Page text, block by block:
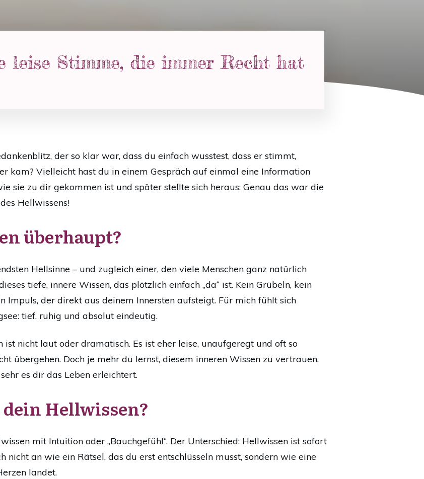
leise Stimme, die immer Recht hat
der so klar war, dass du einfach wusstest, dass er stimmt,
kam? Vielleicht hast du in einem Gespräch auf einmal eine Information
sie zu dir gekommen ist und später stellte sich heraus: Genau das war die
Hellwissens!
überhaupt?
Hellsinne – und zugleich einer, den viele Menschen ganz natürlich
tiefe, innere Wissen, das plötzlich einfach „da“ ist. Kein Grübeln, kein
Impuls, der direkt aus deinem Innersten aufsteigt. Für mich fühlt sich
tief, ruhig und absolut eindeutig.
ist nicht laut oder dramatisch. Es ist eher leise, unaufgeregt und oft so
übergehen. Doch je mehr du lernst, diesem inneren Wissen zu vertrauen,
es dir das Leben erleichtert.
Hellwissen?
mit Intuition oder „Bauchgefühl“. Der Unterschied: Hellwissen ist sofort
nicht an wie ein Rätsel, das du erst entschlüsseln musst, sondern wie eine
landet.